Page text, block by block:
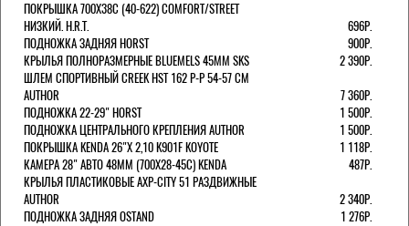
ПОКРЫШКА 700X38С (40-622) COMFORT/STREET
НИЗКИЙ. H.R.T.
696Р.
ПОДНОЖКА ЗАДНЯЯ HORST
900Р.
КРЫЛЬЯ ПОЛНОРАЗМЕРНЫЕ BLUEMELS 45MM SKS
2 390Р.
ШЛЕМ СПОРТИВНЫЙ CREEK HST 162 Р-Р 54-57 СМ
AUTHOR
7 360Р.
ПОДНОЖКА 22-29" HORST
1 500Р.
ПОДНОЖКА ЦЕНТРАЛЬНОГО КРЕПЛЕНИЯ AUTHOR
1 500Р.
ПОКРЫШКА KENDA 26"Х 2,10 K901F KOYOTE
1 118Р.
КАМЕРА 28" АВТО 48ММ (700Х28-45С) KENDA
487Р.
КРЫЛЬЯ ПЛАСТИКОВЫЕ AXP-CITY 51 РАЗДВИЖНЫЕ
AUTHOR
2 340Р.
ПОДНОЖКА ЗАДНЯЯ OSTAND
1 276Р.